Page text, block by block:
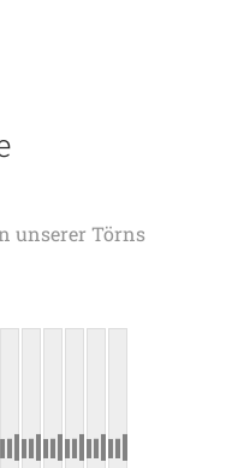
unserer Törns